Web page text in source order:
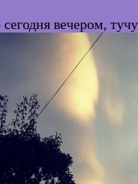
вечером,